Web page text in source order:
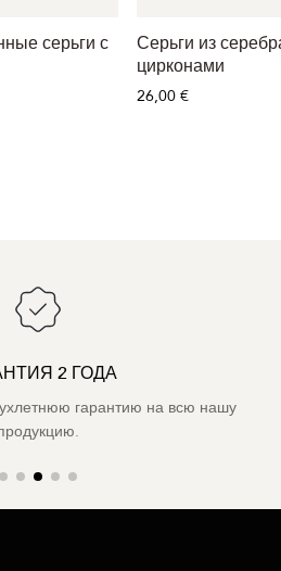
серьги с
Серьги из
цирконами
26,00 €
2 ГОДА
гарантию на всю нашу